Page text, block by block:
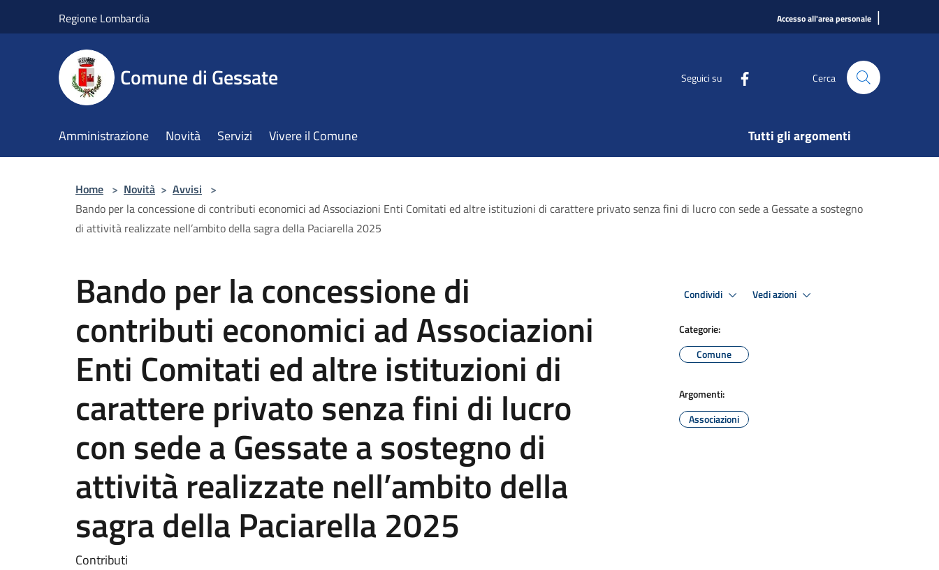
Regione Lombardia Accesso all'area personale |
Comune di Gessate Seguici su Cerca
Amministrazione Novità Servizi Vivere il Comune Tutti gli argomenti
Home > Novità > Avvisi >
Bando per la concessione di contributi economici ad Associazioni Enti Comitati ed altre istituzioni di carattere privato senza fini di lucro con sede a Gessate a sostegno
di attività realizzate nell’ambito della sagra della Paciarella 2025
Bando per la concessione di
contributi economici ad Associazioni
Enti Comitati ed altre istituzioni di
carattere privato senza fini di lucro
con sede a Gessate a sostegno di
attività realizzate nell’ambito della
sagra della Paciarella 2025
Contributi
Condividi Vedi azioni
Categorie:
Comune
Argomenti:
Associazioni